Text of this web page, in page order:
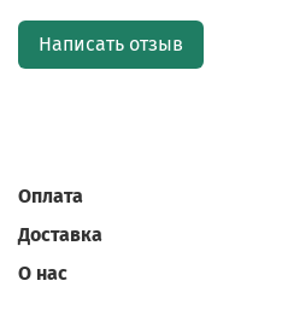
Написать отзыв
Оплата
Доставка
О нас